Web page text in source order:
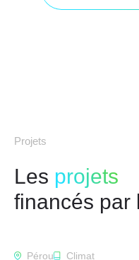
Projets
Les projets
financés par
Pérou Climat